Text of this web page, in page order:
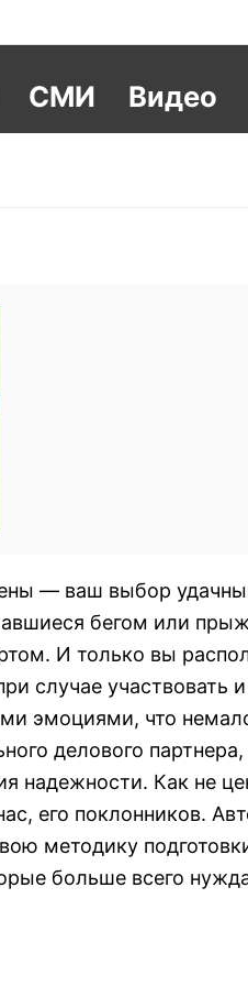
СМИ Видео
— ваш выбор
бегом или
И только вы
случае участвовать
эмоциями, что
делового
надежности. Как не
его поклонников.
методику
больше всего